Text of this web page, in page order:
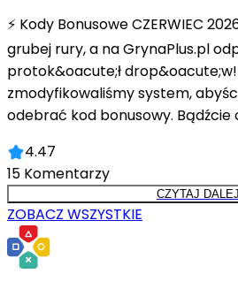
⚡ Kody Bonusowe CZERWIEC
grubej rury, a na GrynaPlus.pl
protok&oacute;ł
zmodyfikowaliśmy system,
odebrać kod bonusowy. Bądźcie
4.47
15 Komentarzy
CZYTAJ DALEJ
ZOBACZ WSZYSTKIE